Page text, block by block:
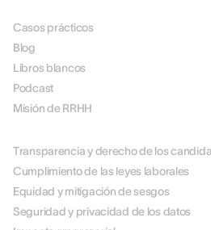
Casos prácticos
Blog
Libros blancos
Podcast
Misión de RRHH
Transparencia y derecho de los
Cumplimiento de las leyes laborales
Equidad y mitigación de sesgos
Seguridad y privacidad de los datos